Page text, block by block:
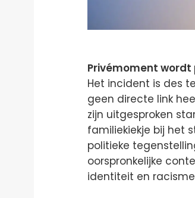
Privémoment
Het incident is des
geen directe link
zijn uitgesproken
familiekiekje bij het
politieke
oorspronkelijke
identiteit en